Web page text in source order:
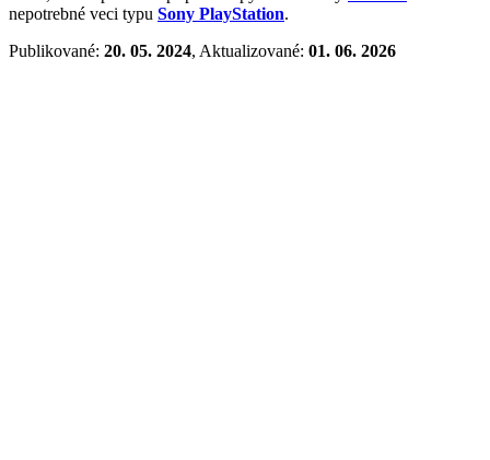
nepotrebné veci typu Sony PlayStation.
Publikované: 20. 05. 2024, Aktualizované: 01. 06. 2026